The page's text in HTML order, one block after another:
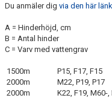
Du anmäler dig via den här
A = Hinderhöjd, cm
B = Antal hinder
C = Varv med vattengrav
1500m
P15, F17, F15
2000m
M22, P19, P17
2000m
K22, F19, M60-,